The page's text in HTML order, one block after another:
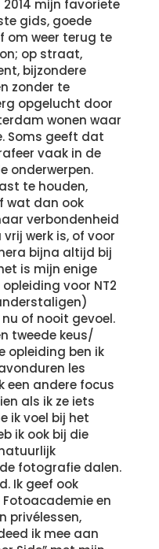
mijn favoriete
gids, goede
om weer terug te
op straat,
bijzondere
zonder te
opgelucht door
wonen waar
Soms geeft dat
vaak in de
onderwerpen.
te houden,
wat dan ook
verbondenheid
werk is, of voor
bijna altijd bij
is mijn enige
opleiding voor NT2
nu of nooit gevoel.
tweede keus/
opleiding ben ik
les
een andere focus
als ik ze iets
ik voel bij het
ik ook bij die
fotografie dalen.
Ik geef ook
en
privélessen,
ik mee aan